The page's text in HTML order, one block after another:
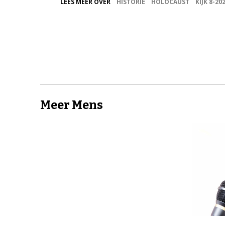
Meer Mens